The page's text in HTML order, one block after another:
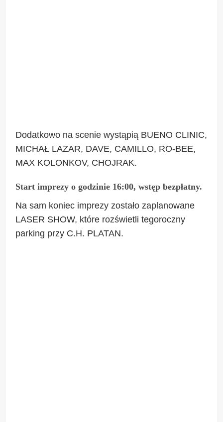
Dodatkowo na scenie wystąpią BUENO CLINIC,
MICHAŁ LAZAR, DAVE, CAMILLO, RO-BEE,
MAX KOLONKOV, CHOJRAK.
Start imprezy o godzinie 16:00, wstęp bezpłatny.
Na sam koniec imprezy zostało zaplanowane
LASER SHOW, które rozświetli tegoroczny
parking przy C.H. PLATAN.